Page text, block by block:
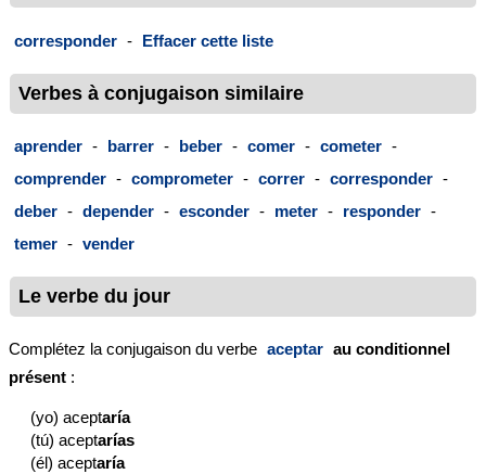
corresponder - Effacer cette liste
Verbes à conjugaison similaire
aprender - barrer - beber - comer - cometer -
comprender - comprometer - correr - corresponder -
deber - depender - esconder - meter - responder -
temer - vender
Le verbe du jour
Complétez la conjugaison du verbe aceptar au conditionnel
présent :
(yo) aceptaría
(tú) aceptarías
(él) aceptaría